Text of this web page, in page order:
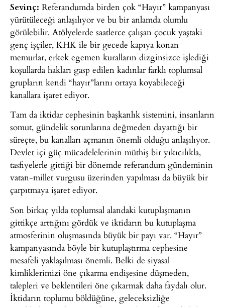
Sevinç: Referandumda birden çok “Hayır” kampanyası
yürütüleceği anlaşılıyor ve bu bir anlamda olumlu
görülebilir. Atölyelerde saatlerce çalışan çocuk yaştaki
genç işçiler, KHK ile bir gecede kapıya konan
memurlar, erkek egemen kuralların dizginsizce işlediği
koşullarda hakları gasp edilen kadınlar farklı toplumsal
grupların kendi “hayır”larını ortaya koyabileceği
kanallara işaret ediyor.
Tam da iktidar cephesinin başkanlık sistemini, insanların
somut, gündelik sorunlarına değmeden dayattığı bir
süreçte, bu kanalları açmanın önemli olduğu anlaşılıyor.
Devlet içi güç mücadelelerinin müthiş bir yıkıcılıkla,
tasfiyelerle gittiği bir dönemde referandum gündeminin
vatan-millet vurgusu üzerinden yapılması da büyük bir
çarpıtmaya işaret ediyor.
Son birkaç yılda toplumsal alandaki kutuplaşmanın
gittikçe arttığını gördük ve iktidarın bu kutuplaşma
atmosferinin oluşmasında büyük bir payı var. “Hayır”
kampanyasında böyle bir kutuplaştırma cephesine
mesafeli yaklaşılması önemli. Belki de siyasal
kimliklerimizi öne çıkarma endişesine düşmeden,
talepleri ve beklentileri öne çıkarmak daha faydalı olur.
İktidarın toplumu böldüğüne, geleceksizliğe